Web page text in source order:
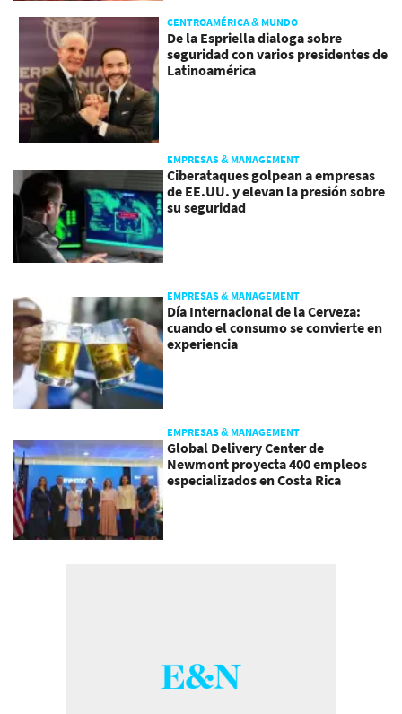
CENTROAMÉRICA & MUNDO
De la Espriella dialoga sobre
seguridad con varios presidentes de
Latinoamérica
EMPRESAS & MANAGEMENT
Ciberataques golpean a empresas
de EE.UU. y elevan la presión sobre
su seguridad
EMPRESAS & MANAGEMENT
Día Internacional de la Cerveza:
cuando el consumo se convierte en
experiencia
EMPRESAS & MANAGEMENT
Global Delivery Center de
Newmont proyecta 400 empleos
especializados en Costa Rica